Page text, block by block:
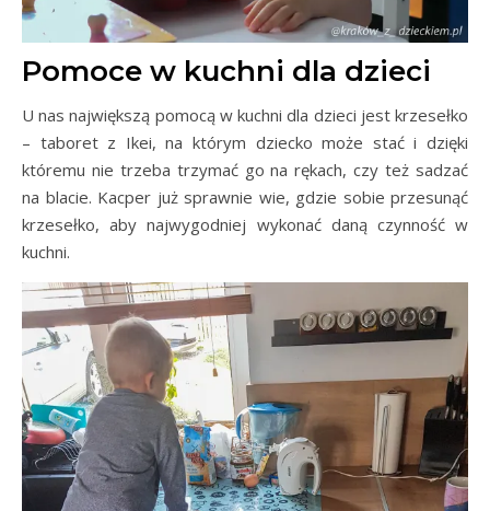
Pomoce w kuchni dla dzieci
U nas największą pomocą w kuchni dla dzieci jest krzesełko
– taboret z Ikei, na którym dziecko może stać i dzięki
któremu nie trzeba trzymać go na rękach, czy też sadzać
na blacie. Kacper już sprawnie wie, gdzie sobie przesunąć
krzesełko, aby najwygodniej wykonać daną czynność w
kuchni.